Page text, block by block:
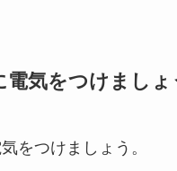
気をつけましょ
をつけましょう。